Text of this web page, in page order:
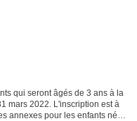
qui seront âgés de 3 ans à la
mars 2022. L'inscription est à
annexes pour les enfants nés